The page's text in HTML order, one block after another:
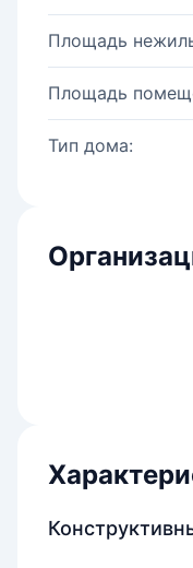
Площадь
Площадь
Тип дома: